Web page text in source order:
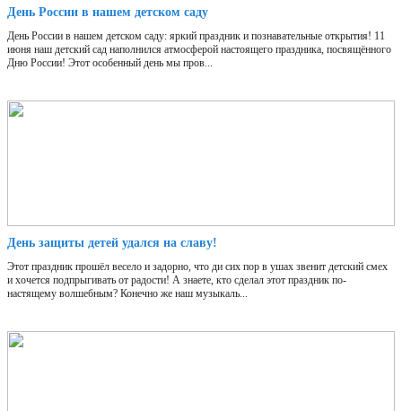
День России в нашем детском саду
День России в нашем детском саду: яркий праздник и познавательные открытия! 11
июня наш детский сад наполнился атмосферой настоящего праздника, посвящённого
Дню России! Этот особенный день мы пров...
День защиты детей удался на славу!
Этот праздник прошёл весело и задорно, что ди сих пор в ушах звенит детский смех
и хочется подпрыгивать от радости! А знаете, кто сделал этот праздник по-
настящему волшебным? Конечно же наш музыкаль...